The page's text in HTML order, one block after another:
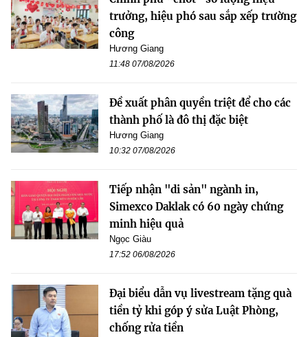
trưởng, hiệu phó sau sắp xếp trường
công
Hương Giang
11:48 07/08/2026
Đề xuất phân quyền triệt để cho các
thành phố là đô thị đặc biệt
Hương Giang
10:32 07/08/2026
Tiếp nhận "di sản" ngành in,
Simexco Daklak có 60 ngày chứng
minh hiệu quả
Ngọc Giàu
17:52 06/08/2026
Đại biểu dẫn vụ livestream tặng quà
tiền tỷ khi góp ý sửa Luật Phòng,
chống rửa tiền